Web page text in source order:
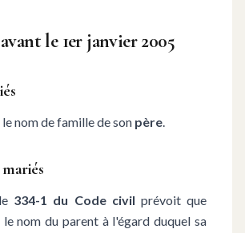
le 1er janvier 2005
nom de famille de son père.
334-1 du Code civil prévoit que
nom du parent à l'égard duquel sa